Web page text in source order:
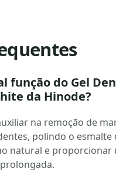
função do Gel
da Hinode?
na remoção de
polindo o esmalte
natural e proporcionar